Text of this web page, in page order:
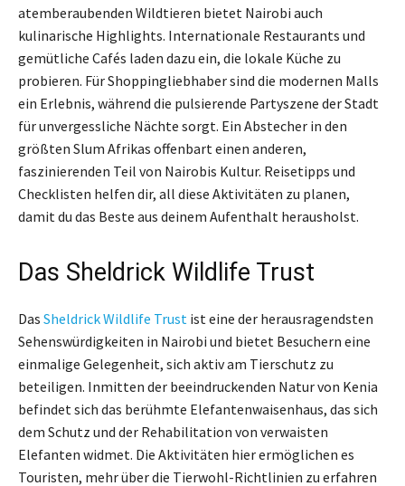
atemberaubenden Wildtieren bietet Nairobi auch
kulinarische Highlights. Internationale Restaurants und
gemütliche Cafés laden dazu ein, die lokale Küche zu
probieren. Für Shoppingliebhaber sind die modernen Malls
ein Erlebnis, während die pulsierende Partyszene der Stadt
für unvergessliche Nächte sorgt. Ein Abstecher in den
größten Slum Afrikas offenbart einen anderen,
faszinierenden Teil von Nairobis Kultur. Reisetipps und
Checklisten helfen dir, all diese Aktivitäten zu planen,
damit du das Beste aus deinem Aufenthalt herausholst.
Das Sheldrick Wildlife Trust
Das Sheldrick Wildlife Trust ist eine der herausragendsten
Sehenswürdigkeiten in Nairobi und bietet Besuchern eine
einmalige Gelegenheit, sich aktiv am Tierschutz zu
beteiligen. Inmitten der beeindruckenden Natur von Kenia
befindet sich das berühmte Elefantenwaisenhaus, das sich
dem Schutz und der Rehabilitation von verwaisten
Elefanten widmet. Die Aktivitäten hier ermöglichen es
Touristen, mehr über die Tierwohl-Richtlinien zu erfahren